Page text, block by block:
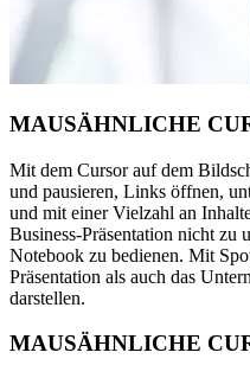
MAUSÄHNLICHE
Mit dem Cursor auf dem
und pausieren, Links öffnen,
und mit einer Vielzahl an
Business-Präsentation nicht zu
Notebook zu bedienen. Mit
Präsentation als auch das
darstellen.
MAUSÄHNLICHE